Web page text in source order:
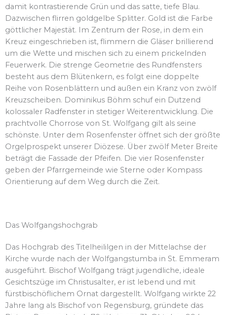
damit kontrastierende Grün und das satte, tiefe Blau.
Dazwischen flirren goldgelbe Splitter. Gold ist die Farbe
göttlicher Majestät. Im Zentrum der Rose, in dem ein
Kreuz eingeschrieben ist, flimmern die Gläser brillierend
um die Wette und mischen sich zu einem prickelnden
Feuerwerk. Die strenge Geometrie des Rundfensters
besteht aus dem Blütenkern, es folgt eine doppelte
Reihe von Rosenblättern und außen ein Kranz von zwölf
Kreuzscheiben. Dominikus Böhm schuf ein Dutzend
kolossaler Radfenster in stetiger Weiterentwicklung. Die
prachtvolle Chorrose von St. Wolfgang gilt als seine
schönste. Unter dem Rosenfenster öffnet sich der größte
Orgelprospekt unserer Diözese. Über zwölf Meter Breite
beträgt die Fassade der Pfeifen. Die vier Rosenfenster
geben der Pfarrgemeinde wie Sterne oder Kompass
Orientierung auf dem Weg durch die Zeit.
Das Wolfgangshochgrab
Das Hochgrab des Titelheililgen in der Mittelachse der
Kirche wurde nach der Wolfgangstumba in St. Emmeram
ausgeführt. Bischof Wolfgang trägt jugendliche, ideale
Gesichtszüge im Christusalter, er ist lebend und mit
fürstbischöflichem Ornat dargestellt. Wolfgang wirkte 22
Jahre lang als Bischof von Regensburg, gründete das